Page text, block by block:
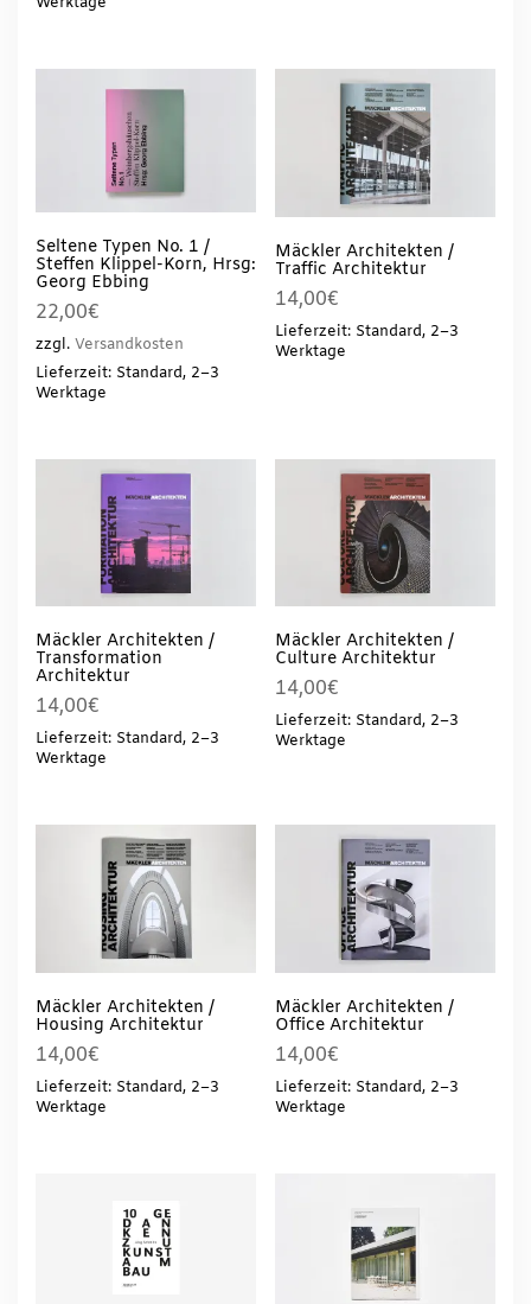
Seltene Typen No. 1 /
Steffen Klippel-Korn, Hrsg:
Georg Ebbing
22,00€
zzgl. Versandkosten
Lieferzeit: Standard, 2–3
Werktage
Mäckler Architekten /
Traffic Architektur
14,00€
Lieferzeit: Standard, 2–3
Werktage
Mäckler Architekten /
Transformation
Architektur
14,00€
Lieferzeit: Standard, 2–3
Werktage
Mäckler Architekten /
Culture Architektur
14,00€
Lieferzeit: Standard, 2–3
Werktage
Mäckler Architekten /
Housing Architektur
14,00€
Lieferzeit: Standard, 2–3
Werktage
Mäckler Architekten /
Office Architektur
14,00€
Lieferzeit: Standard, 2–3
Werktage